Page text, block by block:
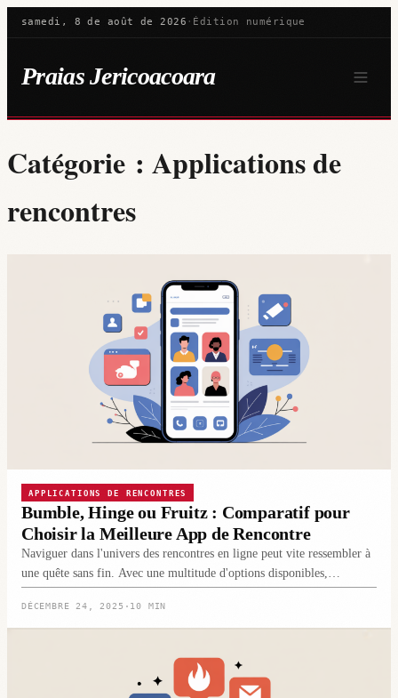
samedi, 8 de août de 2026 · Édition numérique
Praias Jericoacoara
Catégorie : Applications de
rencontres
APPLICATIONS DE RENCONTRES
Bumble, Hinge ou Fruitz : Comparatif pour
Choisir la Meilleure App de Rencontre
Naviguer dans l'univers des rencontres en ligne peut vite ressembler à
une quête sans fin. Avec une multitude d'options disponibles,…
DÉCEMBRE 24, 2025 · 10 MIN